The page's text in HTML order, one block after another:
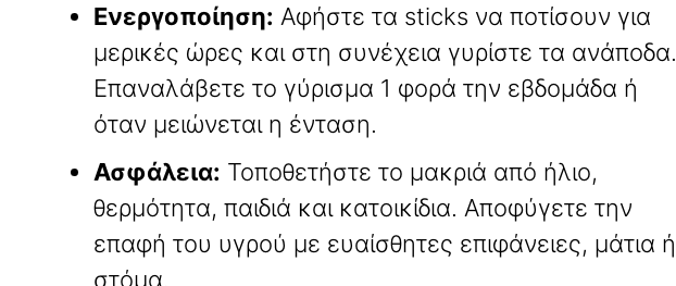
Ενεργοποίηση: Αφήστε τα sticks να ποτίσουν για
μερικές ώρες και στη συνέχεια γυρίστε τα ανάποδα.
Επαναλάβετε το γύρισμα 1 φορά την εβδομάδα ή
όταν μειώνεται η ένταση.
Ασφάλεια: Τοποθετήστε το μακριά από ήλιο,
θερμότητα, παιδιά και κατοικίδια. Αποφύγετε την
επαφή του υγρού με ευαίσθητες επιφάνειες, μάτια ή
στόμα